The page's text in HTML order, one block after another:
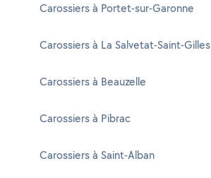
Carossiers à Portet-sur-Garonne
Carossiers à La Salvetat-Saint-Gilles
Carossiers à Beauzelle
Carossiers à Pibrac
Carossiers à Saint-Alban